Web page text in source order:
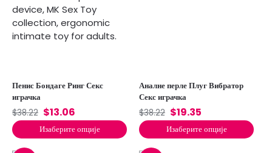
Пенис Бондаге Ринг Секс
играчка
$38.22 $13.06
Изаберите опције
Аналне перле Плуг Вибратор
Секс играчка
$38.22 $19.35
Изаберите опције